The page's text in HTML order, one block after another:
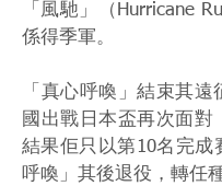
「風馳」（Hurricane
係得季軍。
「真心呼喚」結束其遠
國出戰日本盃再次面對
結果佢只以第10名完成
呼喚」其後退役，轉任